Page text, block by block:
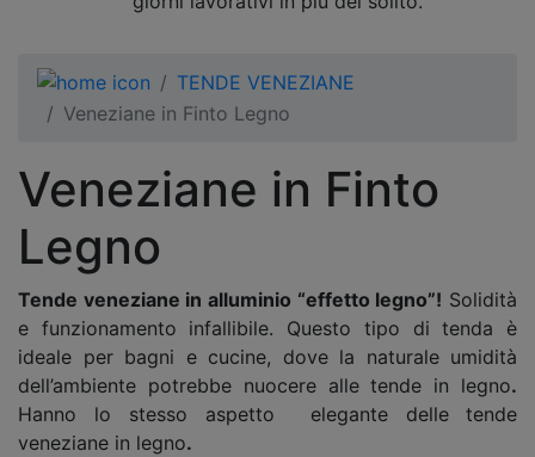
TENDE VENEZIANE
Veneziane in Finto Legno
Veneziane in Finto
Legno
Tende veneziane in alluminio “effetto legno”! Solidità
e funzionamento infallibile. Questo tipo di tenda è
ideale per bagni e cucine, dove la naturale umidità
dell’ambiente potrebbe nuocere alle tende in legno.
Hanno lo stesso aspetto elegante delle
tende
veneziane in legno.